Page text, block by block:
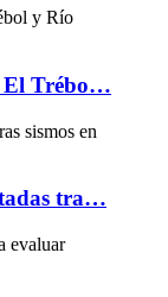
El Trébo…
tra…